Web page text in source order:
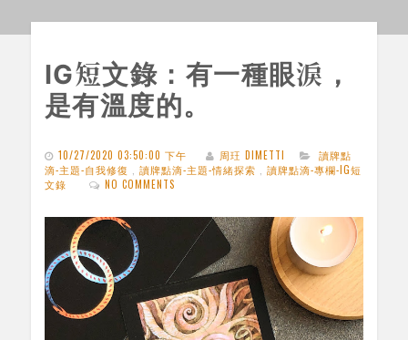
IG短文錄：有一種眼淚，
是有溫度的。
10/27/2020 03:50:00 下午 周玨 DIMETTI
讀牌點
滴-主題-自我修復
讀牌點滴-主題-情緒探索
讀牌點滴-專欄-IG短
文錄
NO COMMENTS